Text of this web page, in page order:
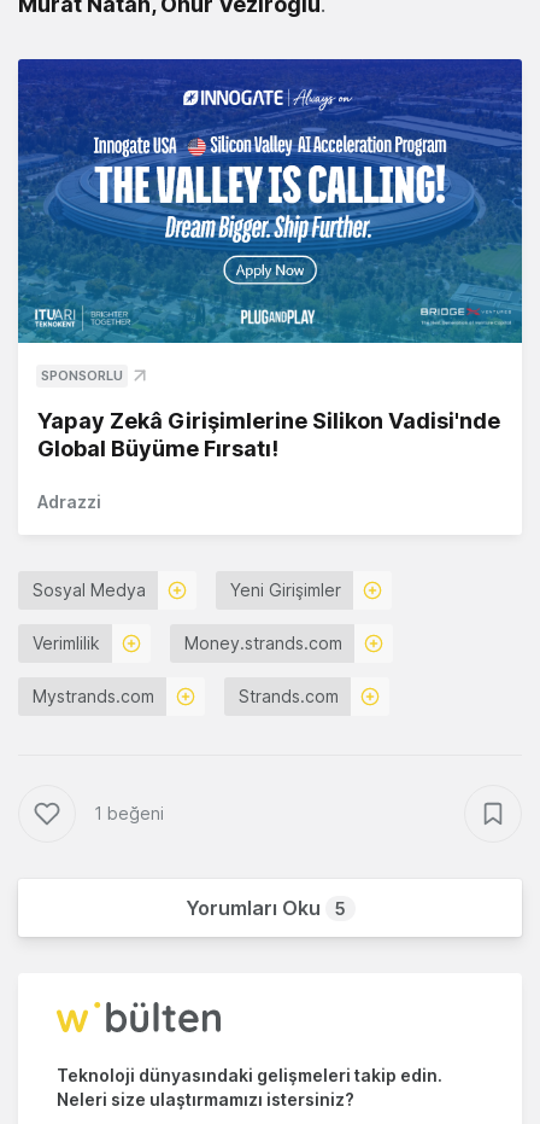
SPONSORLU
Yapay Zekâ Girişimlerine Silikon Vadisi'nde
Global Büyüme Fırsatı!
Adrazzi
Sosyal Medya Yeni Girişimler
Verimlilik Money.strands.com
Mystrands.com Strands.com
1 beğeni
Yorumları Oku 5
Teknoloji dünyasındaki gelişmeleri takip edin.
Neleri size ulaştırmamızı istersiniz?